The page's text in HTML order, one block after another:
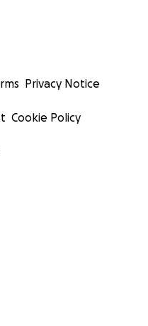
Privacy Notice
Cookie Policy